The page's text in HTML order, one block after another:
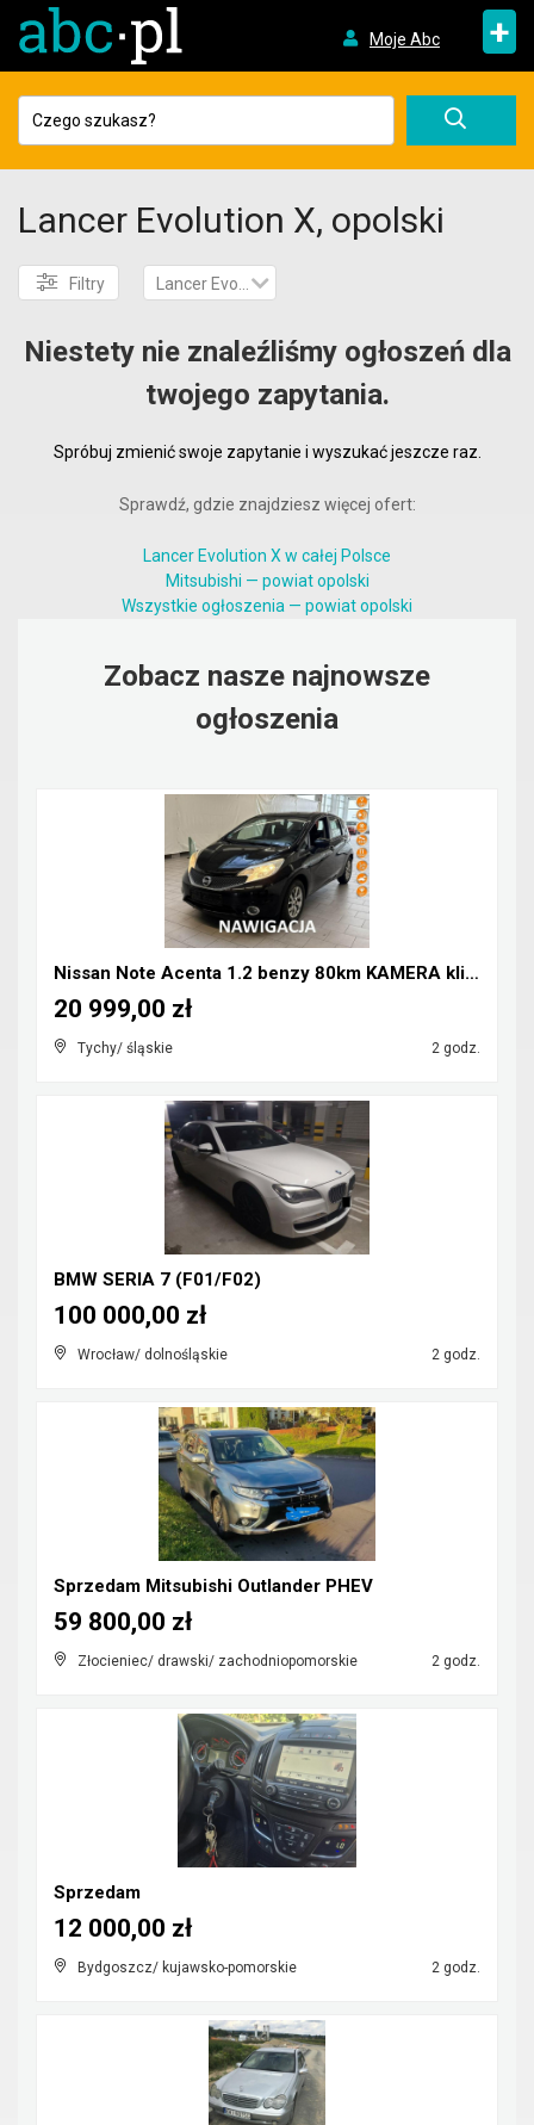
Moje Abc +
Lancer Evolution X, opolski
Filtry Lancer Evolution X
Niestety nie znaleźliśmy ogłoszeń dla
twojego zapytania.
Spróbuj zmienić swoje zapytanie i wyszukać jeszcze raz.
Sprawdź, gdzie znajdziesz więcej ofert:
Lancer Evolution X w całej Polsce
Mitsubishi — powiat opolski
Wszystkie ogłoszenia — powiat opolski
Zobacz nasze najnowsze
ogłoszenia
Nissan Note Acenta 1.2 benzy 80km KAMERA klima NAV...
Tychy/ śląskie 2 godz.
20 999,00 zł
BMW SERIA 7 (F01/F02)
Wrocław/ dolnośląskie 2 godz.
100 000,00 zł
Sprzedam Mitsubishi Outlander PHEV
Złocieniec/ drawski/ zachodniopomorskie 2 godz.
59 800,00 zł
Sprzedam
Bydgoszcz/ kujawsko-pomorskie 2 godz.
12 000,00 zł